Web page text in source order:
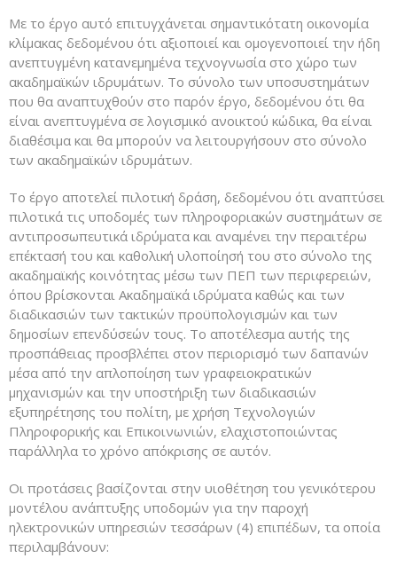
Με το έργο αυτό επιτυγχάνεται σημαντικότατη οικονομία
κλίμακας δεδομένου ότι αξιοποιεί και ομογενοποιεί την ήδη
ανεπτυγμένη κατανεμημένα τεχνογνωσία στο χώρο των
ακαδημαϊκών ιδρυμάτων. Το σύνολο των υποσυστημάτων
που θα αναπτυχθούν στο παρόν έργο, δεδομένου ότι θα
είναι ανεπτυγμένα σε λογισμικό ανοικτού κώδικα, θα είναι
διαθέσιμα και θα μπορούν να λειτουργήσουν στο σύνολο
των ακαδημαϊκών ιδρυμάτων.
Το έργο αποτελεί πιλοτική δράση, δεδομένου ότι αναπτύσει
πιλοτικά τις υποδομές των πληροφοριακών συστημάτων σε
αντιπροσωπευτικά ιδρύματα και αναμένει την περαιτέρω
επέκτασή του και καθολική υλοποίησή του στο σύνολο της
ακαδημαϊκής κοινότητας μέσω των ΠΕΠ των περιφερειών,
όπου βρίσκονται Ακαδημαϊκά ιδρύματα καθώς και των
διαδικασιών των τακτικών προϋπολογισμών και των
δημοσίων επενδύσεών τους. Το αποτέλεσμα αυτής της
προσπάθειας προσβλέπει στον περιορισμό των δαπανών
μέσα από την απλοποίηση των γραφειοκρατικών
μηχανισμών και την υποστήριξη των διαδικασιών
εξυπηρέτησης του πολίτη, με χρήση Τεχνολογιών
Πληροφορικής και Επικοινωνιών, ελαχιστοποιώντας
παράλληλα το χρόνο απόκρισης σε αυτόν.
Οι προτάσεις βασίζονται στην υιοθέτηση του γενικότερου
μοντέλου ανάπτυξης υποδομών για την παροχή
ηλεκτρονικών υπηρεσιών τεσσάρων (4) επιπέδων, τα οποία
περιλαμβάνουν: